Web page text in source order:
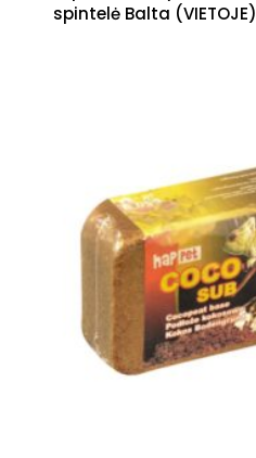
spintelė Balta (VIETOJE)